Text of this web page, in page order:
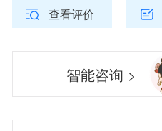
查看评价
智能咨询 >